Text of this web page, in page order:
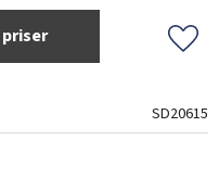
SD20615